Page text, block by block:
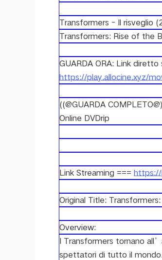
Transformers - Il risveglio
Transformers: Rise of the
GUARDA ORA: Link
https://play.allocine.xyz/
((@GUARDA
Online DVDrip
Link Streaming === https://
Original Title:
Overview:
I Transformers tornano
spettatori di tutto il